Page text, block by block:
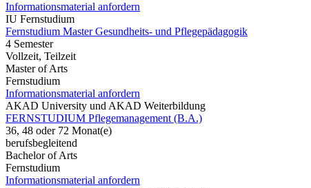
Informationsmaterial anfordern
IU Fernstudium
Fernstudium Master Gesundheits- und Pflegepädagogik
4 Semester
Vollzeit, Teilzeit
Master of Arts
Fernstudium
Informationsmaterial anfordern
AKAD University und AKAD Weiterbildung
FERNSTUDIUM Pflegemanagement (B.A.)
36, 48 oder 72 Monat(e)
berufsbegleitend
Bachelor of Arts
Fernstudium
Informationsmaterial anfordern